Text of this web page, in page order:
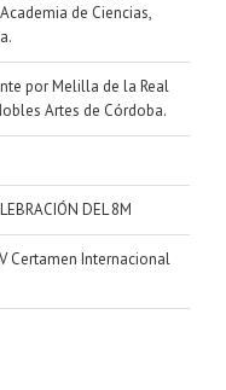
de Ciencias,
por Melilla de la Real
Artes de Córdoba.
DEL 8M
Certamen Internacional